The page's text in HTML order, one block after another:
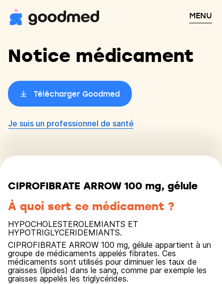
MENU
Notice médicament
Télécharger Goodmed
Je suis un professionnel de santé
CIPROFIBRATE ARROW 100 mg, gélule
À quoi sert ce médicament ?
HYPOCHOLESTEROLEMIANTS ET
HYPOTRIGLYCERIDEMIANTS.
CIPROFIBRATE ARROW 100 mg, gélule appartient à un
groupe de médicaments appelés fibrates. Ces
médicaments sont utilisés pour diminuer les taux de
graisses (lipides) dans le sang, comme par exemple les
graisses appelés les triglycérides.